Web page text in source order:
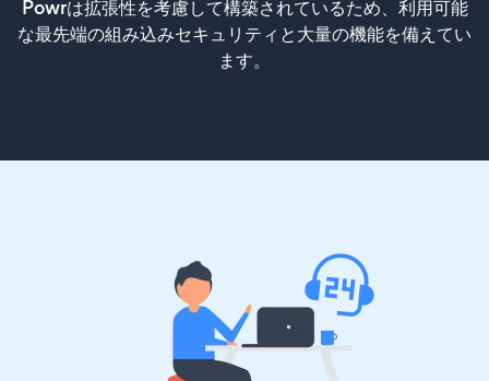
Powrは拡張性を考慮して構築されているため、利用可能
な最先端の組み込みセキュリティと大量の機能を備えてい
ます。